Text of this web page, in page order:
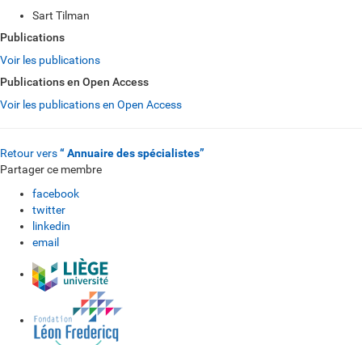
Sart Tilman
Publications
Voir les publications
Publications en Open Access
Voir les publications en Open Access
Retour vers“ Annuaire des spécialistes”
Partager ce membre
facebook
twitter
linkedin
email